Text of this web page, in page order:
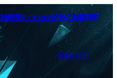
联盟(LOL)s15全球总决赛冠军
BOOK SEAT